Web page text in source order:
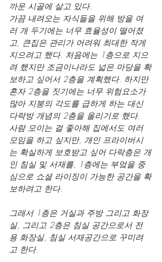
까운 시골에 살고 있다.
가끔 내려오는 자식들을 위해 방을 여
러 개 두기에는 너무 효율성이 떨어졌
고, 큰집은 관리가 어려워 최대한 작게
지으려고 했다. 처음에는 1층으로 지으
려 했지만 조금이나라도 넓은 마당을 확
보하고 싶어서 2층을 계획했다. 하지만
혼자 2층을 짓기에는 너무 위험요소가
많아 지붕의 각도를 급하게 하는 대신
다락방 개념의 2층을 올리기로 했다.
사람 모이는 걸 좋아해 집에서도 여러
모임을 하고 싶지만, 개인 프라이버시
는 확실하게 보호받고 싶어 다락층은 개
인 침실 및 서재를, 1층에는 부엌을 중
심으로 쇼셜 라이징이 가능한 공간을 확
보하려고 한다.
그래서 1층은 거실과 주방 그리고 화장
실, 그리고 2층은 침실 공간으로서 전
용 화장실, 침실 서재공간으로 꾸미려
고 한다.